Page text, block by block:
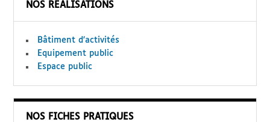
NOS RÉALISATIONS
Bâtiment d’activités
Equipement public
Espace public
NOS FICHES PRATIQUES